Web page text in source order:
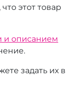
этот товар
и описанием
задать их в